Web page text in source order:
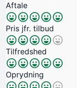
Aftale
Pris jfr. tilbud
Tilfredshed
Oprydning